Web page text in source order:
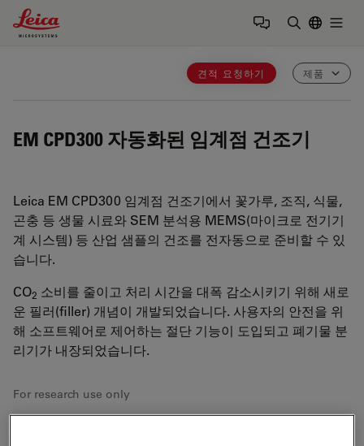
Leica Microsystems Logo
견적 요청하기 제품
EM CPD300 자동화된 임계점 건조기
Leica EM CPD300 임계점 건조기에서 꽃가루, 조직, 식물,
곤충 등 생물 시료와 SEM 분석용 MEMS(마이크로 전기기
계 시스템) 등 산업 샘플의 건조를 전자동으로 준비할 수 있
습니다.
CO2 소비를 줄이고 처리 시간을 대폭 감소시키기 위해 새로
운 필러(filler) 개념이 개발되었습니다. 사용자의 안전을 위
해 소프트웨어로 제어하는 절단 기능이 도입되고 폐기물 분
리기가 내장되었습니다.
For research use only